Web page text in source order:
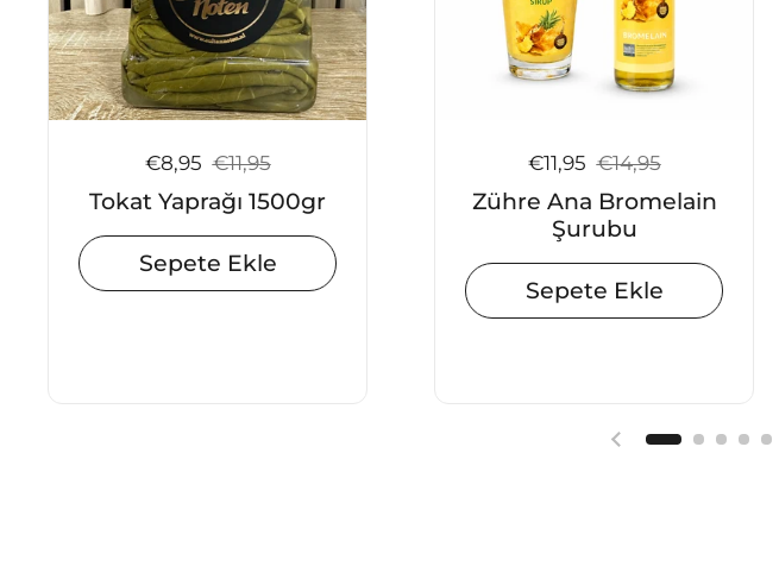
Satış fiyatı:
€8,95 Normal fiyat:
€11,95
Tokat Yaprağı 1500gr
Sepete Ekle
Satış fiyatı:
€11,95 Normal fiyat:
€14,95
Zühre Ana Bromelain
Şurubu
Sepete Ekle
Önceki slayt